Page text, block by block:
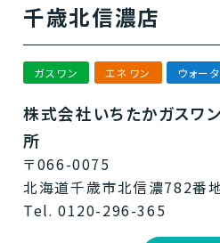
千歳北信濃店
ガスワン エネワン ウォー
株式会社いちたかガスワ
所
〒066-0075
北海道千歳市北信濃782番
Tel. 0120-296-365